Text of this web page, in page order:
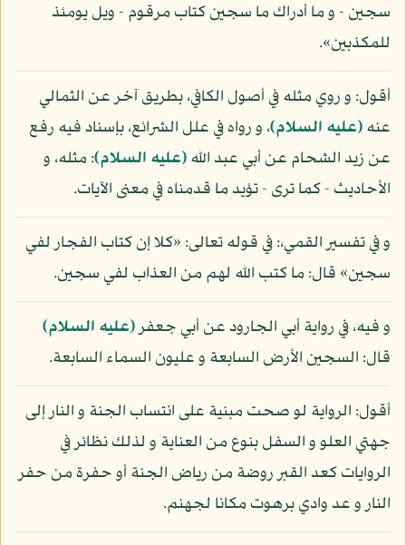
سجين - و ما أدراك ما سجين كتاب مرقوم - ويل يومئذ
للمكذبين».
أقول: و روي مثله في أصول الكافي، بطريق آخر عن الثمالي
عنه(عليه السلام)، و رواه في علل الشرائع، بإسناد فيه رفع
عن زيد الشحام عن أبي عبد الله(عليه السلام): مثله، و
الأحاديث - كما ترى - تؤيد ما قدمناه في معنى الآيات.
و في تفسير القمي،: في قوله تعالى: «كلا إن كتاب الفجار لفي
سجين» قال: ما كتب الله لهم من العذاب لفي سجين.
و فيه، في رواية أبي الجارود عن أبي جعفر(عليه السلام)
قال: السجين الأرض السابعة و عليون السماء السابعة.
أقول: الرواية لو صحت مبنية على انتساب الجنة و النار إلى
جهتي العلو و السفل بنوع من العناية و لذلك نظائر في
الروايات كعد القبر روضة من رياض الجنة أو حفرة من حفر
النار و عد وادي برهوت مكانا لجهنم.